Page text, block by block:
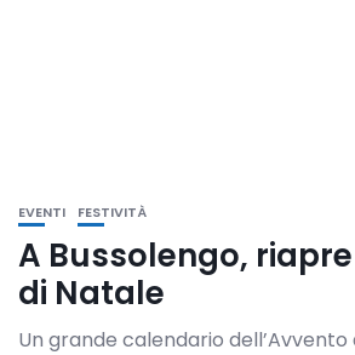
EVENTI FESTIVITÀ
A Bussolengo,
di Natale
Un grande calendario